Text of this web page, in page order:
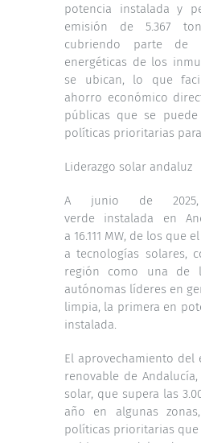
potencia instalada y
emisión de 5.367
cubriendo parte de
energéticas de los
se ubican, lo que
ahorro económico
públicas que se
políticas prioritarias
Liderazgo solar andaluz
A junio de
verde instalada en
a 16.111 MW, de los que
a tecnologías solares,
región como una de
autónomas líderes en
limpia, la primera en
instalada.
El aprovechamiento del
renovable de
solar, que supera las
año en algunas
políticas prioritarias